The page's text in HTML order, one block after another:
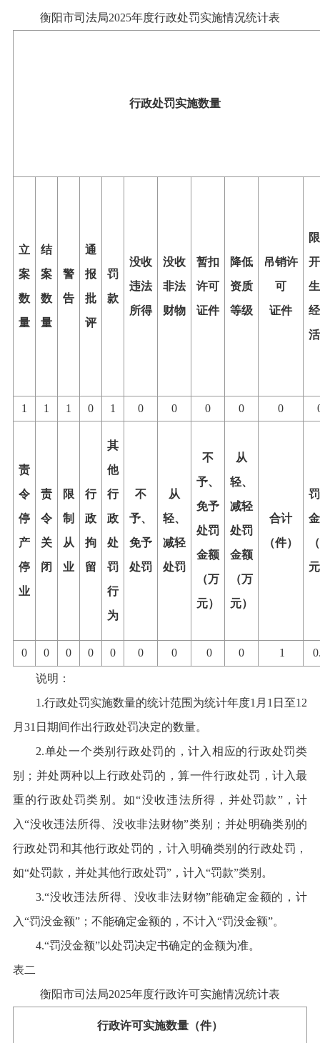
衡阳市司法局2025年度行政处罚实施情况统计表
行政处罚实施数量
立
案
数
量
结
案
数
量
警
告
通
报
批
评
罚
款
没收
违法
所得
没收
非法
财物
暂扣
许可
证件
降低
资质
等级
吊销许
可
证件
1 1 1 0 1 0 0 0 0 0
责
令
停
产
停
业
责
令
关
闭
限
制
从
业
行
政
拘
留
其
他
行
政
处
罚
行
为
不
予、
免予
处罚
从
轻、
减轻
处罚
不
予、
免予
处罚
金额
（万
元）
从
轻、
减轻
处罚
金额
（万
元）
合计
（件）
0 0 0 0 0 0 0 0 0 1
说明：
1.行政处罚实施数量的统计范围为统计年度1 月 1 日至12
月 31 日期间作出行政处罚决定的数量。
2.单处一个类别行政处罚的，计入相应的行政处罚类
别；并处两种以上行政处罚的，算一件行政处罚，计入最
重的行政处罚类别。如“没收违法所得，并处罚款”，计
入“没收违法所得、没收非法财物”类别；并处明确类别的
行政处罚和其他行政处罚的，计入明确类别的行政处罚，
如“处罚款，并处其他行政处罚”，计入“罚款”类别。
3.“没收违法所得、没收非法财物”能确定金额的，计
入“罚没金额”；不能确定金额的，不计入“罚没金额”。
4.“罚没金额”以处罚决定书确定的金额为准。
表二
衡阳市司法局2025年度行政许可实施情况统计表
行政许可实施数量（件）